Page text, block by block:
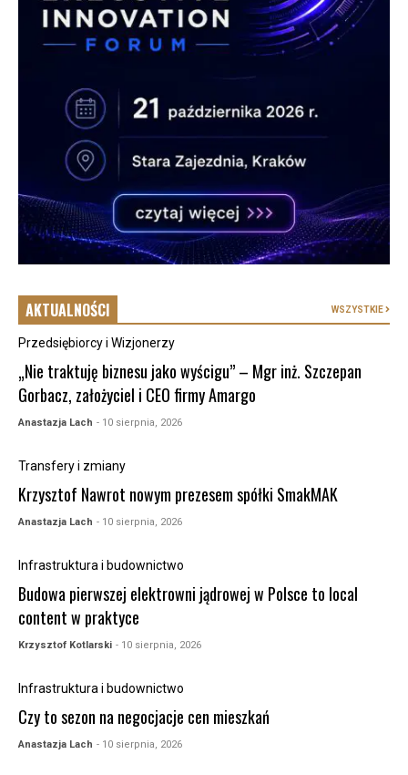
AKTUALNOŚCI WSZYSTKIE
Przedsiębiorcy i Wizjonerzy
„Nie traktuję biznesu jako wyścigu” – Mgr inż. Szczepan
Gorbacz, założyciel i CEO firmy Amargo
Anastazja Lach - 10 sierpnia, 2026
Transfery i zmiany
Krzysztof Nawrot nowym prezesem spółki SmakMAK
Anastazja Lach - 10 sierpnia, 2026
Infrastruktura i budownictwo
Budowa pierwszej elektrowni jądrowej w Polsce to local
content w praktyce
Krzysztof Kotlarski - 10 sierpnia, 2026
Infrastruktura i budownictwo
Czy to sezon na negocjacje cen mieszkań
Anastazja Lach - 10 sierpnia, 2026